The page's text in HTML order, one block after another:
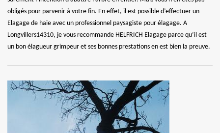
obligés pour parvenir à votre fin. En effet, il est possible d’effectuer un
Elagage de haie avec un professionnel paysagiste pour élagage. A
Longvillers14310, je vous recommande HELFRICH Elagage parce qu’il est
un bon élagueur grimpeur et ses bonnes prestations en est bien la preuve.